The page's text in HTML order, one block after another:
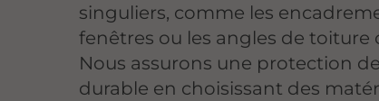
singuliers, comme les
fenêtres ou les angles de toiture
Nous assurons une protection
durable en choisissant des